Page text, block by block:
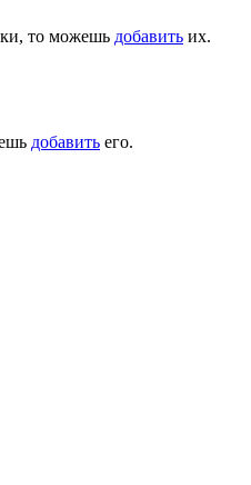
то можешь добавить их.
добавить его.